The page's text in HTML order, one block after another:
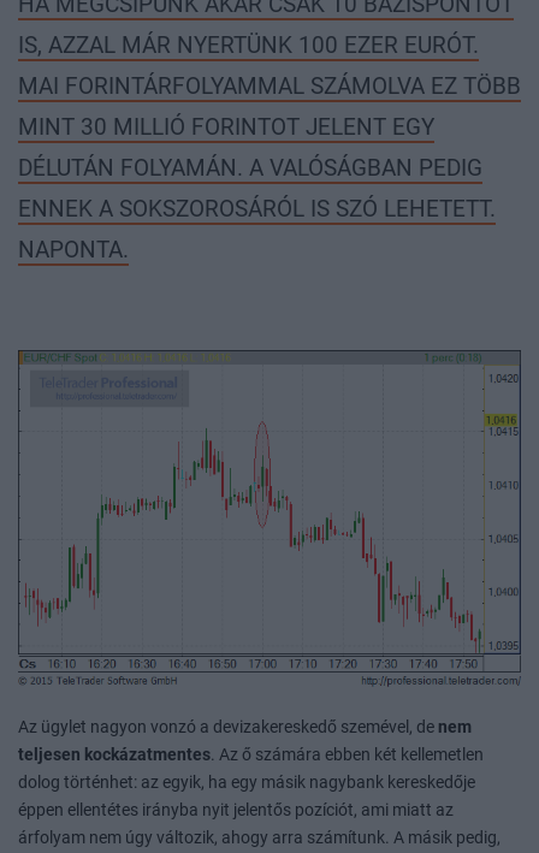
IS, AZZAL MÁR NYERTÜNK 100 EZER EURÓT.
MAI FORINTÁRFOLYAMMAL SZÁMOLVA EZ TÖBB
MINT 30 MILLIÓ FORINTOT JELENT EGY
DÉLUTÁN FOLYAMÁN. A VALÓSÁGBAN PEDIG
ENNEK A SOKSZOROSÁRÓL IS SZÓ LEHETETT.
NAPONTA.
Az ügylet nagyon vonzó a devizakereskedő szemével, de nem
teljesen kockázatmentes. Az ő számára ebben két kellemetlen
dolog történhet: az egyik, ha egy másik nagybank kereskedője
éppen ellentétes irányba nyit jelentős pozíciót, ami miatt az
árfolyam nem úgy változik, ahogy arra számítunk. A másik pedig,